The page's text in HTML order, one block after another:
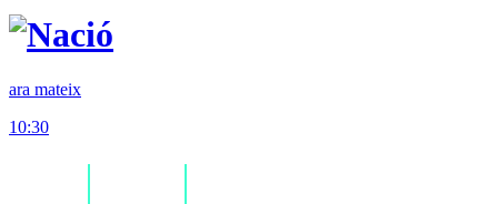
ara mateix
10:30